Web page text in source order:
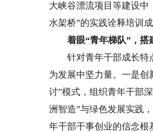
大峡谷漂流项目等建设中
水架桥”的实践诠释培训
着眼“青年梯队”，搭
针对青年干部成长特点
为发展中坚力量。一是创
讨”模式，组织青年干部
洲智造”与绿色发展实践
年干部干事创业的信念根